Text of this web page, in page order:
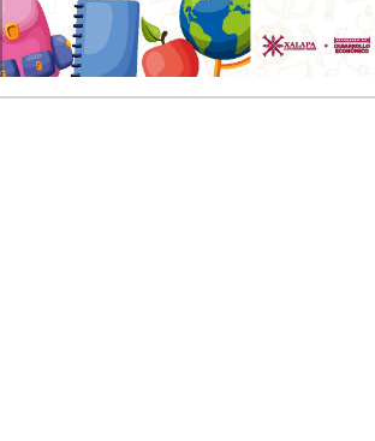
Más boqueños se afilian al Centro Médico
Ana